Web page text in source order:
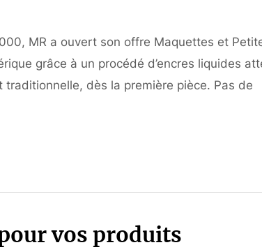
MR a ouvert son offre Maquettes et
grâce à un procédé d’encres liquides
dès la première pièce. Pas de
vos produits